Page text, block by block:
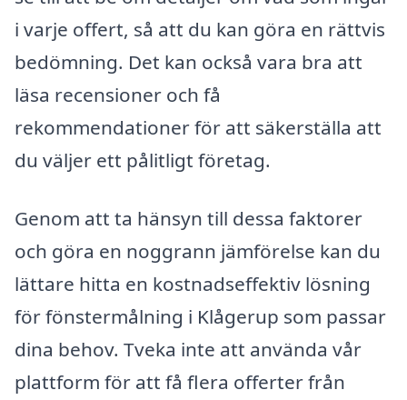
i varje offert, så att du kan göra en rättvis
bedömning. Det kan också vara bra att
läsa recensioner och få
rekommendationer för att säkerställa att
du väljer ett pålitligt företag.
Genom att ta hänsyn till dessa faktorer
och göra en noggrann jämförelse kan du
lättare hitta en kostnadseffektiv lösning
för fönstermålning i Klågerup som passar
dina behov. Tveka inte att använda vår
plattform för att få flera offerter från